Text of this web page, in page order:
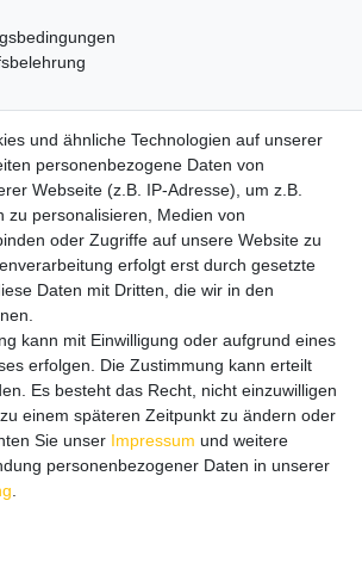
mit DPD
und ähnliche Technologien auf unserer
personenbezogene Daten von
Webseite (z.B. IP-Adresse), um z.B.
zu personalisieren, Medien von
oder Zugriffe auf unsere Website zu
erfolgt erst durch gesetzte
Daten mit Dritten, die wir in den
kann mit Einwilligung oder aufgrund eines
erfolgen. Die Zustimmung kann erteilt
Es besteht das Recht, nicht einzuwilligen
einem späteren Zeitpunkt zu ändern oder
Sie unser Impressum und weitere
personenbezogener Daten in unserer